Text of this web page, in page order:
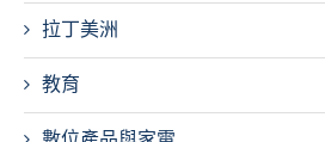
拉丁美洲
教育